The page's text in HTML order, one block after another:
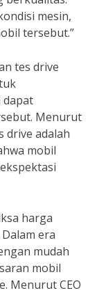
mesin,
tersebut.”
tes drive
dapat
Menurut
drive adalah
mobil
harga
era
mudah
mobil
Menurut CEO